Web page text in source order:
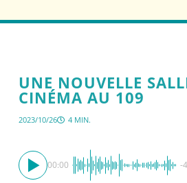
UNE NOUVELLE
CINÉMA AU 109
2023/10/26 4 MIN.
00:00 -